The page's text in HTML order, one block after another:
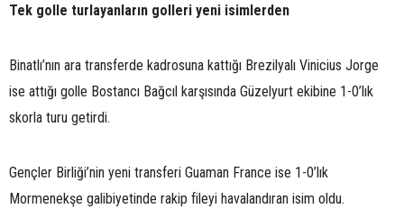
Tek golle turlayanların golleri yeni isimlerden
Binatlı’nın ara transferde kadrosuna kattığı Brezilyalı Vinicius Jorge
ise attığı golle Bostancı Bağcıl karşısında Güzelyurt ekibine 1-0’lık
skorla turu getirdi.
Gençler Birliği’nin yeni transferi Guaman France ise 1-0’lık
Mormenekşe galibiyetinde rakip fileyi havalandıran isim oldu.